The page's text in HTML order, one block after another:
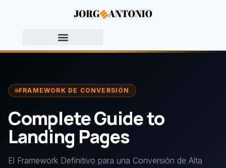
FRAMEWORK DE CONVERSIÓN
Complete Guide to
Landing Pages
El Framework Definitivo para una Conversión de Alta